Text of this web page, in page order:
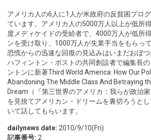
アメリカ人の6人に1人が米政府の反貧困プロ
ています。アメリカ人の5000万人以上が低所
度メディケイドの受給者で、4000万人が低所
ンを受け取り、1000万人が失業手当をもらっ
恐慌からの迅速な回復の見込みはいまだおぼつ
ハフィントン・ポストの共同創設者で編集長
ントンに新著Third World America: How Our
Abandoning The Middle Class And Betraying
Dream（『第三世界のアメリカ：我らが政治
を見捨てアメリカン・ドリームを裏切ろうと
いて話してもらいます。
dailynews date: 2010/9/10(Fri)
記事番号: 2